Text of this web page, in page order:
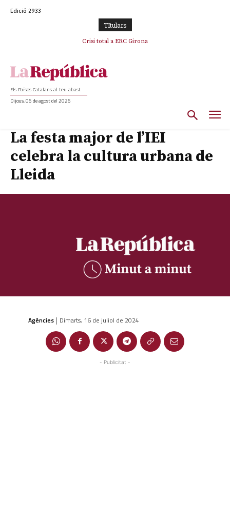
Edició 2933
TItulars
Crisi total a ERC Girona
L’abandonament de les seleccions catalanes per part de la UFEC
Els Països Catalans al teu abast
Dijous, 06 de agost del 2026
La festa major de l’IEI
celebra la cultura urbana de
Lleida
Agències | Dimarts, 16 de juliol de 2024
- Publicitat -